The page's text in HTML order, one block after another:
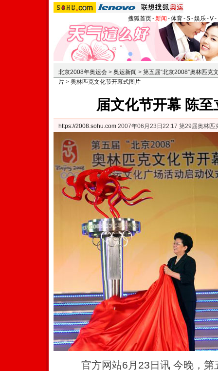
搜狐首页-新闻 -体育-S-娱乐-V-
北京2008年奥运会 > 奥运新闻 > 第五届“北京2008”奥林匹克
片 > 奥林匹克文化节开幕式图片
届文化节开幕 陈
https://2008.sohu.com 2007年06月23日22:17 第29届奥林匹
官方网站6月23日讯 今晚，第